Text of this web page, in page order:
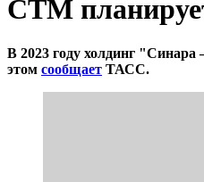
СТМ
В 2023 году холдинг
этом сообщает ТАСС.